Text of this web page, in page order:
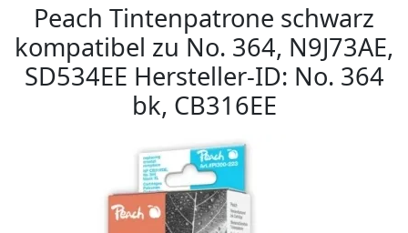
Peach Tintenpatrone schwarz
kompatibel zu No. 364, N9J73AE,
SD534EE Hersteller-ID: No. 364
bk, CB316EE